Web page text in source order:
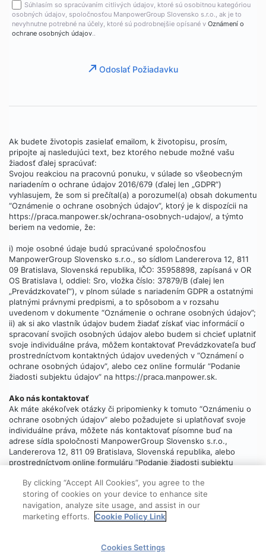
Súhlasím so spracúvaním citlivých údajov, ktoré sú osobitnou kategóriou
osobných údajov, spoločnosťou ManpowerGroup Slovensko s.r.o., ak je to
nevyhnutne potrebné na účely, ktoré sú podrobnejšie opísané v Oznámení o
ochrane osobných údajov..
Odoslať Požiadavku
Ak budete životopis zasielať emailom, k životopisu, prosím,
pripojte aj nasledujúci text, bez ktorého nebude možné vašu
žiadosť ďalej spracúvať:
Svojou reakciou na pracovnú ponuku, v súlade so všeobecným
nariadením o ochrane údajov 2016/679 (ďalej len „GDPR“)
vyhlasujem, že som si prečítal(a) a porozumel(a) obsah dokumentu
“Oznámenie o ochrane osobných údajov”, ktorý je k dispozícii na
https://praca.manpower.sk/ochrana-osobnych-udajov/, a týmto
beriem na vedomie, že:
i) moje osobné údaje budú spracúvané spoločnosťou
ManpowerGroup Slovensko s.r.o., so sídlom Landererova 12, 811
09 Bratislava, Slovenská republika, IČO: 35958898, zapísaná v OR
OS Bratislava I, oddiel: Sro, vložka číslo: 37879/B (ďalej len
„Prevádzkovateľ“), v plnom súlade s nariadením GDPR a ostatnými
platnými právnymi predpismi, a to spôsobom a v rozsahu
uvedenom v dokumente “Oznámenie o ochrane osobných údajov”;
ii) ak si ako vlastník údajov budem žiadať získať viac informácií o
spracovaní svojich osobných údajov alebo budem si chcieť uplatniť
svoje individuálne práva, môžem kontaktovať Prevádzkovateľa buď
prostredníctvom kontaktných údajov uvedených v “Oznámení o
ochrane osobných údajov”, alebo cez online formulár “Podanie
žiadosti subjektu údajov” na https://praca.manpower.sk.
Ako nás kontaktovať
Ak máte akékoľvek otázky či pripomienky k tomuto “Oznámeniu o
ochrane osobných údajov” alebo požadujete si uplatňovať svoje
individuálne práva, môžete nás kontaktovať písomne buď na
adrese sídla spoločnosti ManpowerGroup Slovensko s.r.o.,
Landererova 12, 811 09 Bratislava, Slovenská republika, alebo
prostredníctvom online formuláru “Podanie žiadosti subjektu
By clicking “Accept All Cookies”, you agree to the
storing of cookies on your device to enhance site
navigation, analyze site usage, and assist in our
marketing efforts.
Cookie Policy Link
Cookies Settings